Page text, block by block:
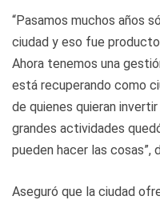
“Pasamos muchos años
ciudad y eso fue
Ahora tenemos una
está recuperando como
de quienes quieran
grandes actividades
pueden hacer las cosas”,
Aseguró que la ciudad